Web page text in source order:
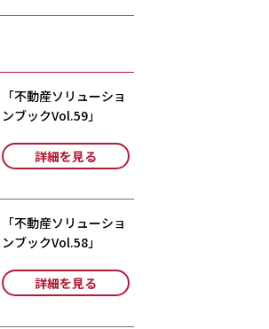
「不動産ソリューショ
ンブックVol.59」
詳細を見る
「不動産ソリューショ
ンブックVol.58」
詳細を見る